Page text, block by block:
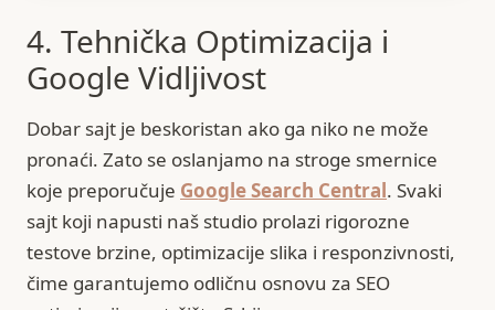
4. Tehnička Optimizacija i
Google Vidljivost
Dobar sajt je beskoristan ako ga niko ne može
pronaći. Zato se oslanjamo na stroge smernice
koje preporučuje Google Search Central. Svaki
sajt koji napusti naš studio prolazi rigorozne
testove brzine, optimizacije slika i responzivnosti,
čime garantujemo odličnu osnovu za SEO